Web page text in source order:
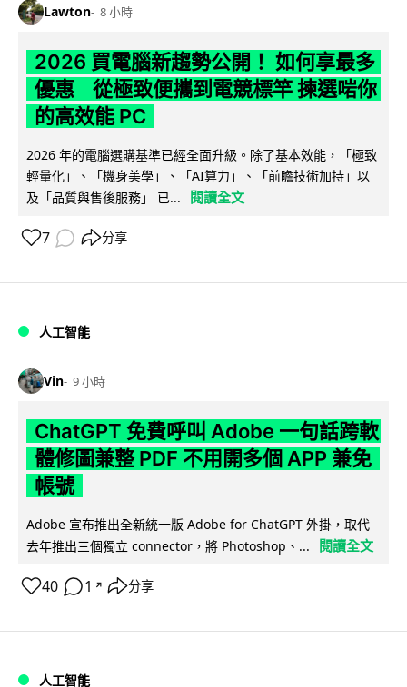
Lawton 8 小時
2026 買電腦新趨勢公開！ 如何享最多
優惠 從極致便攜到電競標竿 揀選啱你
的高效能 PC
2026 年的電腦選購基準已經全面升級。除了基本效能，「極致
輕量化」、「機身美學」、「AI算力」、「前瞻技術加持」以
及「品質與售後服務」 已...
閱讀全文
7 分享
人工智能
Vin 9 小時
ChatGPT 免費呼叫 Adobe 一句話跨軟
體修圖兼整 PDF 不用開多個 APP 兼免
帳號
Adobe 宣布推出全新統一版 Adobe for ChatGPT 外掛，取代
去年推出三個獨立 connector，將 Photoshop、...
閱讀全文
40 1 ↗ 分享
人工智能